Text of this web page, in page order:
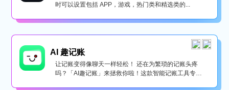
时可以设置包括 APP，游戏，热门类和精选类的...
AI 趣记账
让记账变得像聊天一样轻松！ 还在为繁琐的记账头疼
吗？「AI趣记账」来拯救你啦！这款智能记账工具专为